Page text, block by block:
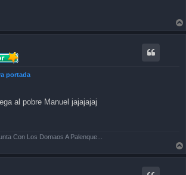
portada
al pobre Manuel jajajajaj
Con Los Domaos A Palenque...